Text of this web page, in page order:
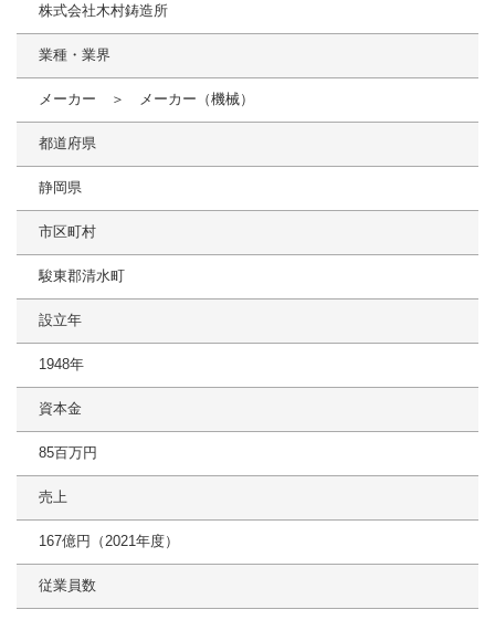
株式会社木村鋳造所
業種・業界
メーカー ＞ メーカー（機械）
都道府県
静岡県
市区町村
駿東郡清水町
設立年
1948年
資本金
85百万円
売上
167億円（2021年度）
従業員数